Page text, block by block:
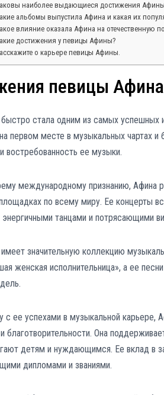
наиболее выдающиеся достижения
альбомы выпустила Афина и какая их
влияние оказала Афина на отечественную
достижения у певицы Афины?
о карьере певицы Афины.
певицы Афина
стала одним из самых успешных
первом месте в музыкальных чартах и
востребованность ее музыки.
международному признанию, Афина
по всему миру. Ее концерты
энергичными танцами и потрясающими
значительную коллекцию
женская исполнительница», а ее
с ее успехами в музыкальной карьере,
благотворительности. Она
детям и нуждающимся. Ее вклад в
дипломами и званиями.